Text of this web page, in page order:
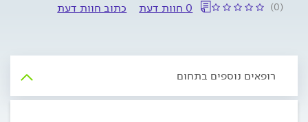
(0) 0 חוות דעת כתוב חוות דעת
רופאים נוספים בתחום